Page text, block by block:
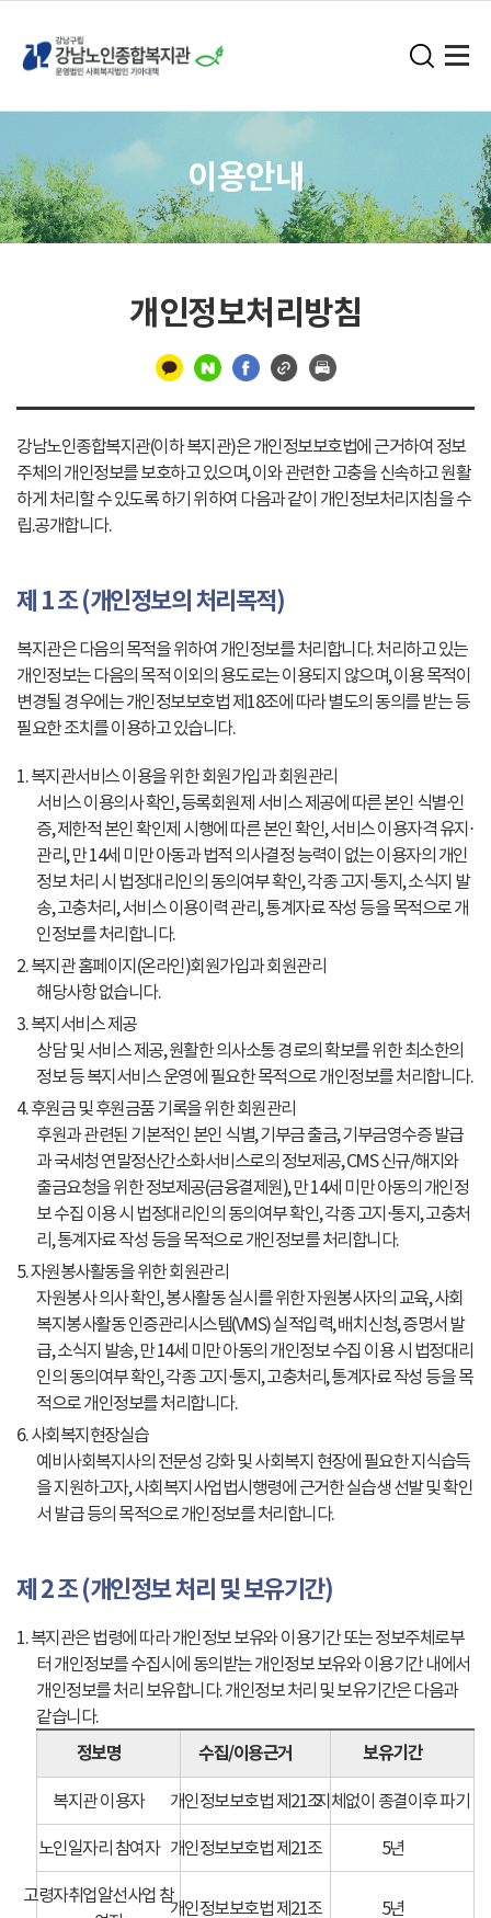
이용안내
개인정보처리방침
분
선
강남노인종합복지관(이하 복지관)은 개인정보보호법에 근거하여 정보
주체의 개인정보를 보호하고 있으며, 이와 관련한 고충을 신속하고 원활
하게 처리할 수 있도록 하기 위하여 다음과 같이 개인정보처리지침을 수
립.공개합니다.
제 1 조 (개인정보의 처리목적)
복지관은 다음의 목적을 위하여 개인정보를 처리합니다. 처리하고 있는
개인정보는 다음의 목적 이외의 용도로는 이용되지 않으며, 이용 목적이
변경될 경우에는 개인정보보호법 제18조에 따라 별도의 동의를 받는 등
필요한 조치를 이용하고 있습니다.
1. 복지관서비스 이용을 위한 회원가입과 회원관리
서비스 이용의사 확인, 등록회원제 서비스 제공에 따른 본인 식별⋅인
증, 제한적 본인 확인제 시행에 따른 본인 확인, 서비스 이용자격 유지⋅
관리, 만 14세 미만 아동과 법적 의사결정 능력이 없는 이용자의 개인
정보 처리 시 법정대리인의 동의여부 확인, 각종 고지⋅통지, 소식지 발
송, 고충처리, 서비스 이용이력 관리, 통계자료 작성 등을 목적으로 개
인정보를 처리합니다.
2. 복지관 홈페이지(온라인)회원가입과 회원관리
해당사항 없습니다.
3. 복지서비스 제공
상담 및 서비스 제공, 원활한 의사소통 경로의 확보를 위한 최소한의
정보 등 복지서비스 운영에 필요한 목적으로 개인정보를 처리합니다.
4. 후원금 및 후원금품 기록을 위한 회원관리
후원과 관련된 기본적인 본인 식별, 기부금 출금, 기부금영수증 발급
과 국세청 연말정산간소화서비스로의 정보제공, CMS 신규/해지와
출금요청을 위한 정보제공(금융결제원), 만 14세 미만 아동의 개인정
보 수집 이용 시 법정대리인의 동의여부 확인, 각종 고지⋅통지, 고충처
리, 통계자료 작성 등을 목적으로 개인정보를 처리합니다.
5. 자원봉사활동을 위한 회원관리
자원봉사 의사 확인, 봉사활동 실시를 위한 자원봉사자의 교육, 사회
복지봉사활동 인증관리시스템(VMS) 실적입력, 배치신청, 증명서 발
급, 소식지 발송, 만 14세 미만 아동의 개인정보 수집 이용 시 법정대리
인의 동의여부 확인, 각종 고지⋅통지, 고충처리, 통계자료 작성 등을 목
적으로 개인정보를 처리합니다.
6. 사회복지현장실습
예비사회복지사의 전문성 강화 및 사회복지 현장에 필요한 지식습득
을 지원하고자, 사회복지사업법시행령에 근거한 실습생 선발 및 확인
서 발급 등의 목적으로 개인정보를 처리합니다.
제 2 조 (개인정보 처리 및 보유기간)
1. 복지관은 법령에 따라 개인정보 보유와 이용기간 또는 정보주체로부
터 개인정보를 수집시에 동의받는 개인정보 보유와 이용기간 내에서
개인정보를 처리 보유합니다. 개인정보 처리 및 보유기간은 다음과
같습니다.
정보명 수집/이용근거 보유기간
복지관 이용자 개인정보보호법 제21조지체없이 종결이후 파기
노인일자리 참여자 개인정보보호법 제21조 5년
고령자취업알선사업 참
개인정보보호법 제21조 5년